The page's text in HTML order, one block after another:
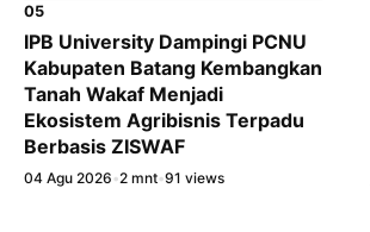
05
IPB University Dampingi PCNU
Kabupaten Batang Kembangkan
Tanah Wakaf Menjadi
Ekosistem Agribisnis Terpadu
Berbasis ZISWAF
04 Agu 2026 •2 mnt•91 views